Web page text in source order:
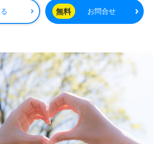
住宅手当を含む手厚い福利厚生も大きな魅
人ひとりに寄り添ったサービスを提供し
詳細は、専任のコンサルタントがしっか
たしますので、気軽にお問い合わせくださ
界での正社員やパートの求人探しは、
】にお任せいただければ、非公開求人の
渉など、完全無料でのサービスをご利用
動を成功に導くためのプロフェッショナ
のサポートをお待ちしております。
無料 お問合せ